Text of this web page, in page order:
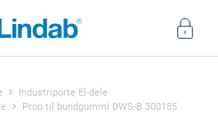
Industriporte El-dele
Prop til bundgummi DWS-B 300185